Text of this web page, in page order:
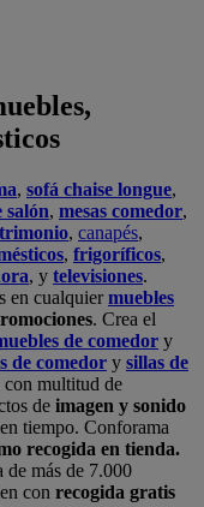
, sofá chaise longue,
salón, mesas comedor,
, canapés,
, frigoríficos,
, y televisiones.
en cualquiermuebles
. Crea el
de comedor y
de comedor y sillas de
con multitud de
de imagen y sonido
tiempo. Conforama
recogida en tienda.
de más de 7.000
con recogida gratis